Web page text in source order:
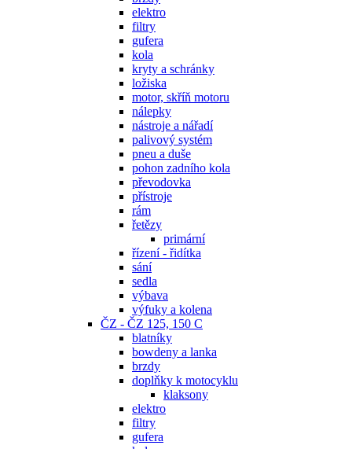
elektro
filtry
gufera
kola
kryty a schránky
ložiska
motor, skříň motoru
nálepky
nástroje a nářadí
palivový systém
pneu a duše
pohon zadního kola
převodovka
přístroje
rám
řetězy
primární
řízení - řidítka
sání
sedla
výbava
výfuky a kolena
ČZ - ČZ 125, 150 C
blatníky
bowdeny a lanka
brzdy
doplňky k motocyklu
klaksony
elektro
filtry
gufera